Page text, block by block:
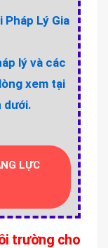
Lý Gia
lý và các
xem tại
dưới.
LỰC
trường cho